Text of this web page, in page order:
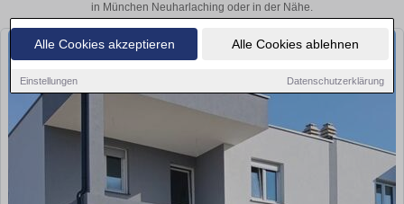
Alle Cookies akzeptieren Alle Cookies ablehnen
Einstellungen Datenschutzerklärung
in München Neuharlaching oder in der Nähe.